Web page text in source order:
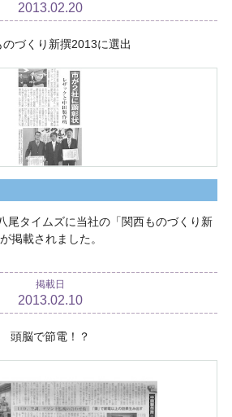
2013.02.20
のづくり新撰2013に選出
尾タイムズに当社の「関西ものづくり新
掲載されました。
掲載日
2013.02.10
頭脳で節電！？